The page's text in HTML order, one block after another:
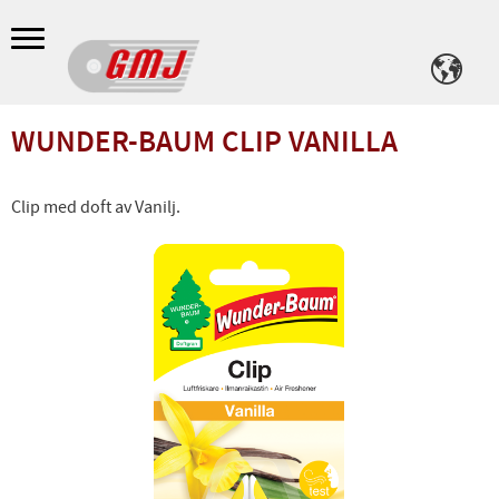
Meny
WUNDER-BAUM CLIP VANILLA
Clip med doft av Vanilj.